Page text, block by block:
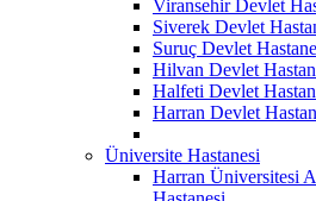
Viransehir Devlet
Siverek Devlet
Suruç Devlet
Hilvan Devlet
Halfeti Devlet
Harran Devlet
Üniversite Hastanesi
Harran Üniversitesi